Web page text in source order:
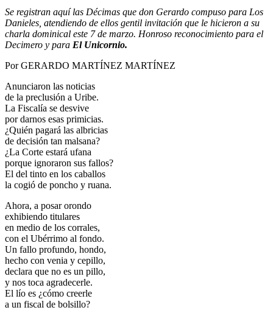
Link
Compartir
Se registran aquí las Décimas que don Gerardo compuso para Los
Danieles, atendiendo de ellos gentil invitación que le hicieron a su
charla dominical este 7 de marzo. Honroso reconocimiento para el
Decimero y para El Unicornio.
Por GERARDO MARTÍNEZ MARTÍNEZ
Anunciaron las noticias
de la preclusión a Uribe.
La Fiscalía se desvive
por darnos esas primicias.
¿Quién pagará las albricias
de decisión tan malsana?
¿La Corte estará ufana
porque ignoraron sus fallos?
El del tinto en los caballos
la cogió de poncho y ruana.
Ahora, a posar orondo
exhibiendo titulares
en medio de los corrales,
con el Ubérrimo al fondo.
Un fallo profundo, hondo,
hecho con venia y cepillo,
declara que no es un pillo,
y nos toca agradecerle.
El lío es ¿cómo creerle
a un fiscal de bolsillo?